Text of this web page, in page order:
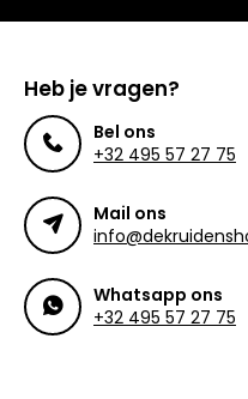
Heb je vragen?
Bel ons
+32 495 57 27 75
Mail ons
Whatsapp ons
+32 495 57 27 75